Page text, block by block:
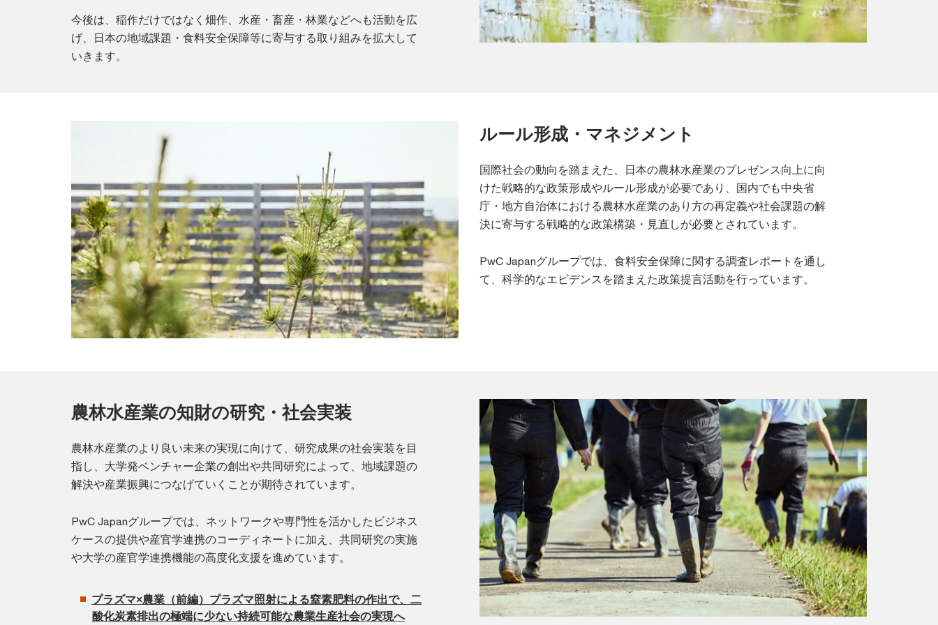
今後は、稲作だけではなく畑作、水産・畜産・林業などへも活動を広
げ、日本の地域課題・食料安全保障等に寄与する取り組みを拡大して
いきます。
ルール形成・マネジメント
国際社会の動向を踏まえた、日本の農林水産業のプレゼンス向上に向
けた戦略的な政策形成やルール形成が必要であり、国内でも中央省
庁・地方自治体における農林水産業のあり方の再定義や社会課題の解
決に寄与する戦略的な政策構築・見直しが必要とされています。
PwC Japanグループでは、食料安全保障に関する調査レポートを通し
て、科学的なエビデンスを踏まえた政策提言活動を行っています。
農林水産業の知財の研究・社会実装
農林水産業のより良い未来の実現に向けて、研究成果の社会実装を目
指し、大学発ベンチャー企業の創出や共同研究によって、地域課題の
解決や産業振興につなげていくことが期待されています。
PwC Japanグループでは、ネットワークや専門性を活かしたビジネス
ケースの提供や産官学連携のコーディネートに加え、共同研究の実施
や大学の産官学連携機能の高度化支援を進めています。
プラズマ×農業（前編）プラズマ照射による窒素肥料の作出で、二
酸化炭素排出の極端に少ない持続可能な農業生産社会の実現へ